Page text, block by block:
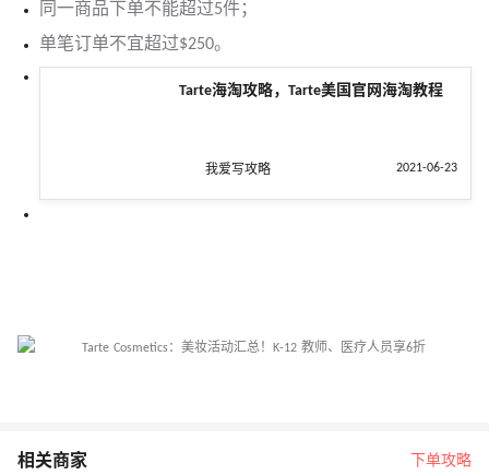
同一商品下单不能超过5件；
单笔订单不宜超过$250。
Tarte海淘攻略，Tarte美国官网海淘教程
我爱写攻略 2021-06-23
相关商家 下单攻略